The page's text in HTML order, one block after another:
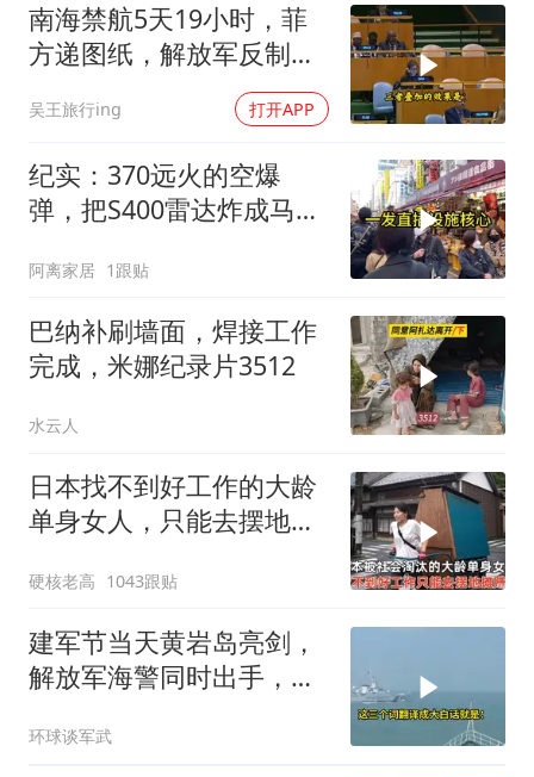
南海禁航5天19小时，菲
方递图纸，解放军反制组
吴王旅行ing 打开APP
纪实：370远火的空爆
弹，把S400雷达炸成马蜂
了
阿离家居 1跟贴
巴纳补刷墙面，焊接工作
完成，米娜纪录片3512
水云人
日本找不到好工作的大龄
单身女人，只能去摆地
硬核老高 1043跟贴
建军节当天黄岩岛亮剑，
解放军海警同时出手，菲
环球谈军武